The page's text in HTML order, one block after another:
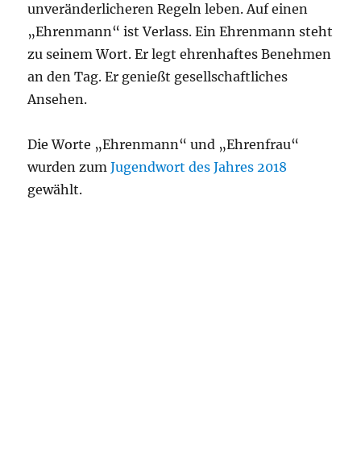
unveränderlicheren Regeln leben. Auf einen
„Ehrenmann“ ist Verlass. Ein Ehrenmann steht
zu seinem Wort. Er legt ehrenhaftes Benehmen
an den Tag. Er genießt gesellschaftliches
Ansehen.
Die Worte „Ehrenmann“ und „Ehrenfrau“
wurden zumJugendwort des Jahres 2018
gewählt.